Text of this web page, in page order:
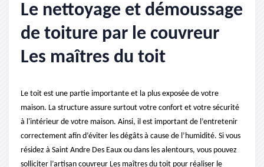
Le nettoyage et démoussage
de toiture par le couvreur
Les maîtres du toit
Le toit est une partie importante et la plus exposée de votre
maison. La structure assure surtout votre confort et votre sécurité
à l'intérieur de votre maison. Ainsi, il est important de l’entretenir
correctement afin d’éviter les dégâts à cause de l’humidité. Si vous
résidez à Saint Andre Des Eaux ou dans les alentours, vous pouvez
solliciter l’artisan couvreur Les maîtres du toit pour réaliser le